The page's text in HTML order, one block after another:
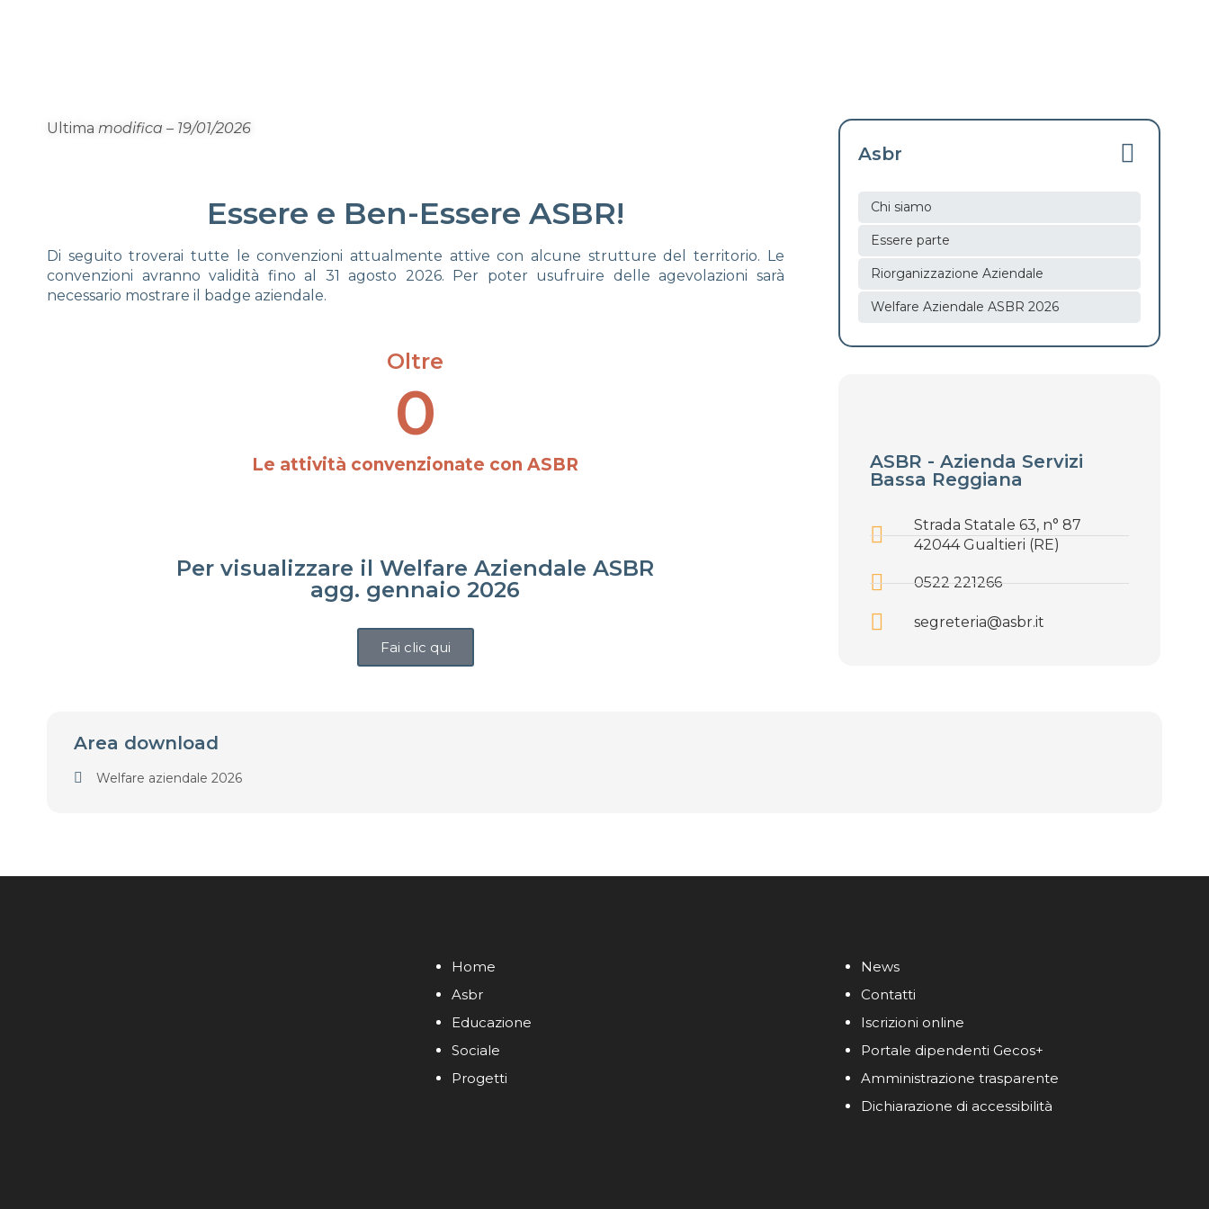
Ultima modifica – 19/01/2026
Essere e Ben-Essere ASBR!
Di seguito troverai tutte le convenzioni attualmente attive con alcune strutture del territorio. Le
convenzioni avranno validità fino al 31 agosto 2026. Per poter usufruire delle agevolazioni sarà
necessario mostrare il badge aziendale.
Oltre
Le attività convenzionate con ASBR
0
Per visualizzare il Welfare Aziendale ASBR
agg. gennaio 2026
Fai clic qui
Asbr
Chi siamo
Essere parte
Riorganizzazione Aziendale
Welfare Aziendale ASBR 2026
ASBR - Azienda Servizi
Bassa Reggiana
Strada Statale 63, n° 87
42044 Gualtieri (RE)
0522 221266
segreteria@asbr.it
Area download
Welfare aziendale 2026
Home
Asbr
Educazione
Sociale
Progetti
News
Contatti
Iscrizioni online
Portale dipendenti Gecos+
Amministrazione trasparente
Dichiarazione di accessibilità